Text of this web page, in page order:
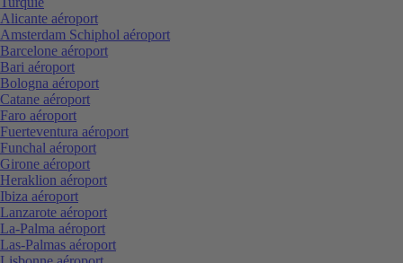
Alicante aéroport
Amsterdam Schiphol aéroport
Barcelone aéroport
Bari aéroport
Bologna aéroport
Catane aéroport
Faro aéroport
Fuerteventura aéroport
Funchal aéroport
Girone aéroport
Heraklion aéroport
Ibiza aéroport
Lanzarote aéroport
La-Palma aéroport
Las-Palmas aéroport